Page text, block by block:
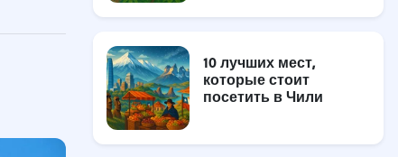
10 лучших мест,
которые стоит
посетить в Чили